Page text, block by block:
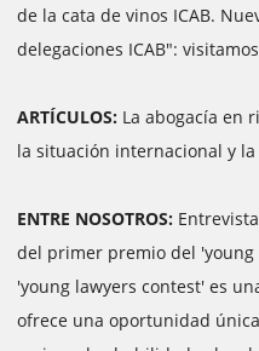
de la cata de vinos ICAB.
delegaciones ICAB":
ARTÍCULOS: La abogacía en
la situación internacional y
ENTRE NOSOTROS:
del primer premio del 'young
'young lawyers contest' es
ofrece una oportunidad